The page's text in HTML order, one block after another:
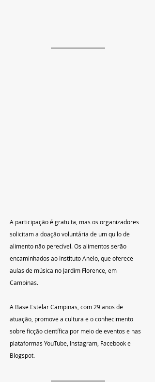
A participação é gratuita, mas os organizadores
solicitam a doação voluntária de um quilo de
alimento não perecível. Os alimentos serão
encaminhados ao Instituto Anelo, que oferece
aulas de música no Jardim Florence, em
Campinas.
A Base Estelar Campinas, com 29 anos de
atuação, promove a cultura e o conhecimento
sobre ficção científica por meio de eventos e nas
plataformas YouTube, Instagram, Facebook e
Blogspot.